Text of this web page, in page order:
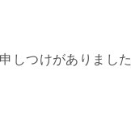
しつけがありまし